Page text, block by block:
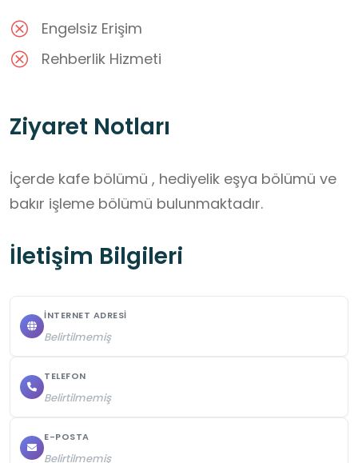
Engelsiz Erişim
Rehberlik Hizmeti
Ziyaret Notları
İçerde kafe bölümü , hediyelik eşya bölümü ve
bakır işleme bölümü bulunmaktadır.
İletişim Bilgileri
İNTERNET ADRESI
Belirtilmemiş
TELEFON
Belirtilmemiş
E-POSTA
Belirtilmemiş